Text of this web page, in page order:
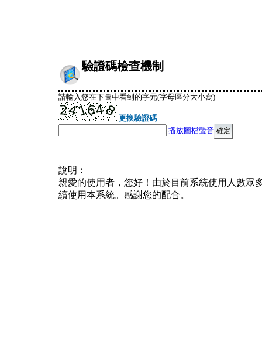
驗證碼檢查機制
請輸入您在下圖中看到的字元(字母區分大小寫)
更換驗證碼
播放圖檔聲音
說明︰
親愛的使用者，您好！由於目前系統使用人數眾
續使用本系統。感謝您的配合。